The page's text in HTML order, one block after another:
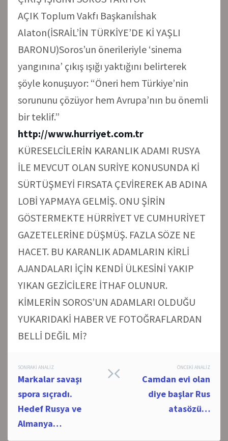
AÇIK Toplum Vakfı Başkanıİshak
Alaton(İSRAİL’İN TÜRKİYE’DE Kİ YAŞLI
BARONU)Soros’un önerileriyle ‘sinema
yangınına’ çıkış ışığı yaktığını belirterek
şöyle konuşuyor: “Öneri hem Türkiye’nin
sorununu çözüyor hem Avrupa’nın bu önemli
bir teklif.”
http://www.hurriyet.com.tr
KÜRESELCİLERİN KARANLIK ADAMI RUSYA
İLE MEVCUT OLAN SURİYE KONUSUNDA Kİ
SÜRTÜŞMEYİ FIRSATA ÇEVİREREK AB ADINA
LOBİ YAPMAYA GELMİŞ. ONU ŞİRİN
GÖSTERMEKTE HÜRRİYET VE CUMHURİYET
GAZETELERİNE DÜŞMÜŞ. FAZLA SÖZE NE
HACET. BU KARANLIK ADAMLARIN KİRLİ
AJANDALARI İÇİN KENDİ ÜLKESİNİ YAKIP
YIKAN GEZİCİLERE İTHAF OLUNUR.
KİMLERİN SOROS’UN ADAMLARI OLDUĞU
YUKARIDAKİ HABER VE FOTOĞRAFLARDAN
BELLİ DEĞİL Mİ?
Post
navigation
ÖNCEKI ANALIZ
Camdan evi olan
diye başlar Rus
atasözü…
SONRAKI ANALIZ
Markalar savaşı
spora sıçradı.
Hedef Rusya ve
Almanya…